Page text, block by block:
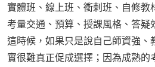
實體班、線上班、衝刺班、自修教
考量交通、預算、授課風格、答疑
這時候，如果只是說自己師資強、
實很難真正促成選擇；因為成熟的